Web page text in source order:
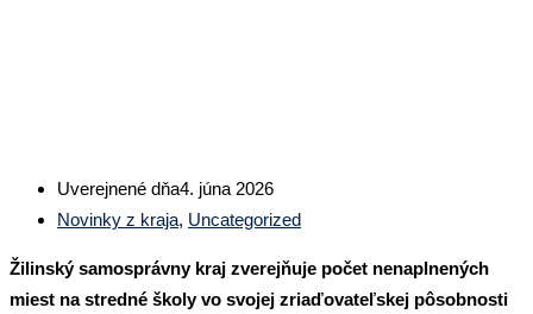
Uverejnené dňa4. júna 2026
Novinky z kraja, Uncategorized
Žilinský samosprávny kraj zverejňuje počet nenaplnených
miest na stredné školy vo svojej zriaďovateľskej pôsobnosti